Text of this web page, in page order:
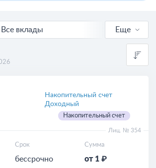
Все вклады
Выгодные
Для пенсионеров
Пополняемые
Еще
Накопительный счет
Доходный
Накопительный счет
Лиц. № 354
Срок
бессрочно
Сумма
от 1 ₽